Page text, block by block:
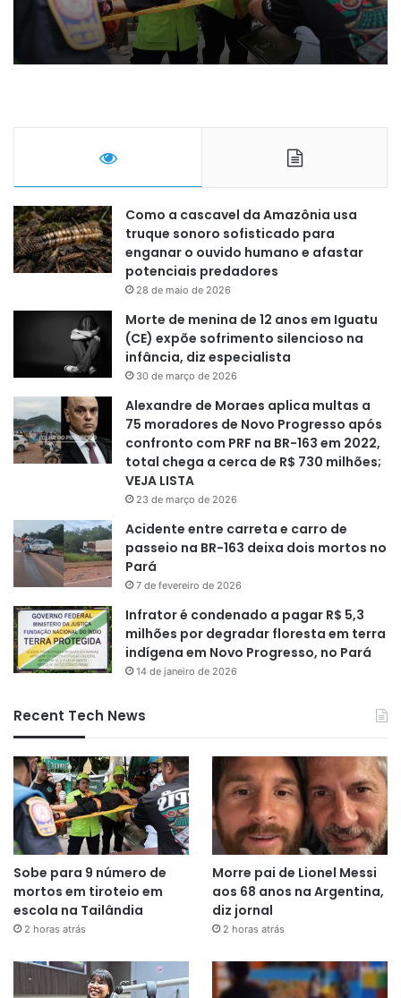
Como a cascavel da Amazônia usa
truque sonoro sofisticado para
enganar o ouvido humano e afastar
potenciais predadores
28 de maio de 2026
Morte de menina de 12 anos em Iguatu
(CE) expõe sofrimento silencioso na
infância, diz especialista
30 de março de 2026
Alexandre de Moraes aplica multas a
75 moradores de Novo Progresso após
confronto com PRF na BR-163 em 2022,
total chega a cerca de R$ 730 milhões;
VEJA LISTA
23 de março de 2026
Acidente entre carreta e carro de
passeio na BR-163 deixa dois mortos no
Pará
7 de fevereiro de 2026
Infrator é condenado a pagar R$ 5,3
milhões por degradar floresta em terra
indígena em Novo Progresso, no Pará
14 de janeiro de 2026
Recent Tech News
Sobe para 9 número de
mortos em tiroteio em
escola na Tailândia
2 horas atrás
Morre pai de Lionel Messi
aos 68 anos na Argentina,
diz jornal
2 horas atrás